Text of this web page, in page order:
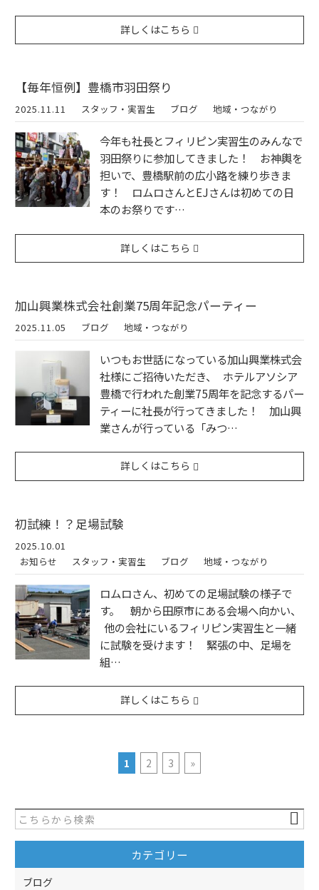
詳しくはこちら
【毎年恒例】豊橋市羽田祭り
2025.11.11 スタッフ・実習生 ブログ 地域・つながり
今年も社長とフィリピン実習生のみんなで
羽田祭りに参加してきました！ お神輿を
担いで、豊橋駅前の広小路を練り歩きま
す！ ロムロさんとEJさんは初めての日
本のお祭りです…
詳しくはこちら
加山興業株式会社創業75周年記念パーティー
2025.11.05 ブログ 地域・つながり
いつもお世話になっている加山興業株式会
社様にご招待いただき、 ホテルアソシア
豊橋で行われた創業75周年を記念するパー
ティーに社長が行ってきました！ 加山興
業さんが行っている「みつ…
詳しくはこちら
初試練！？足場試験
2025.10.01
お知らせ
スタッフ・実習生 ブログ 地域・つながり
ロムロさん、初めての足場試験の様子で
す。 朝から田原市にある会場へ向かい、
他の会社にいるフィリピン実習生と一緒
に試験を受けます！ 緊張の中、足場を
組…
詳しくはこちら
1 2 3 »
カテゴリー
ブログ